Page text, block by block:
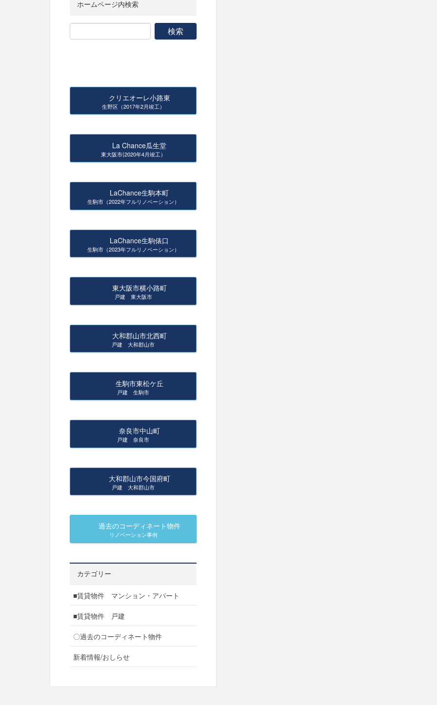
ホームページ内検索
クリエオーレ小路東
生野区（2017年2月竣工）
La Chance瓜生堂
東大阪市(2020年4月竣工）
LaChance生駒本町
生駒市（2022年フルリノベーション）
LaChance生駒俵口
生駒市（2023年フルリノベーション）
東大阪市横小路町
戸建 東大阪市
大和郡山市北西町
戸建 大和郡山市
生駒市東松ケ丘
戸建 生駒市
奈良市中山町
戸建 奈良市
大和郡山市今国府町
戸建 大和郡山市
過去のコーディネート物件
リノベーション事例
カテゴリー
■賃貸物件 マンション・アパート
■賃貸物件 戸建
〇過去のコーディネート物件
新着情報/おしらせ